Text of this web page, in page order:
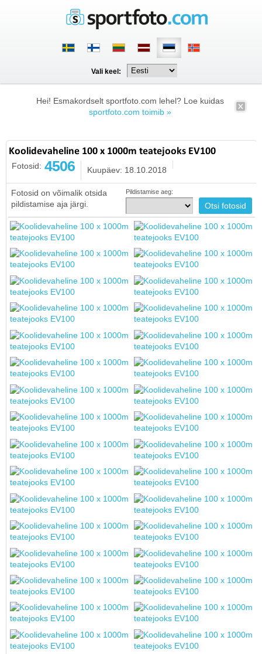
Vali keel:
Hei! Esmakordselt sportfoto.com lehel? Loe kuidas
sportfoto.com toimib »
Koolidevaheline 100 x 1000m teatejooks EV100
Fotosid: 4506 Kuupäev: 18.10.2018
Fotosid on võimalik otsida
pildistamise aja järgi.
Pildistamise aeg: